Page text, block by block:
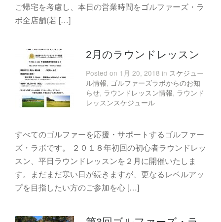
ご帰宅を考慮し、本日の営業時間をゴルファーズ・ラ
ボ全店舗(若 […]
2月のラウンドレッスン
Posted on 1月 20, 2018 in スケジュー
ル情報, ゴルファーズラボからのお知
らせ, ラウンドレッスン情報, ラウンド
レッスンスケジュール
すべてのゴルファーを応援・サポートするゴルファー
ズ・ラボです。 ２０１８年初回の初心者ラウンドレッ
スン、平日ラウンドレッスンを２月に開催いたしま
す。まだまだ寒い日が続きますが、更なるレベルアッ
プを目指したい方のご参加を心 […]